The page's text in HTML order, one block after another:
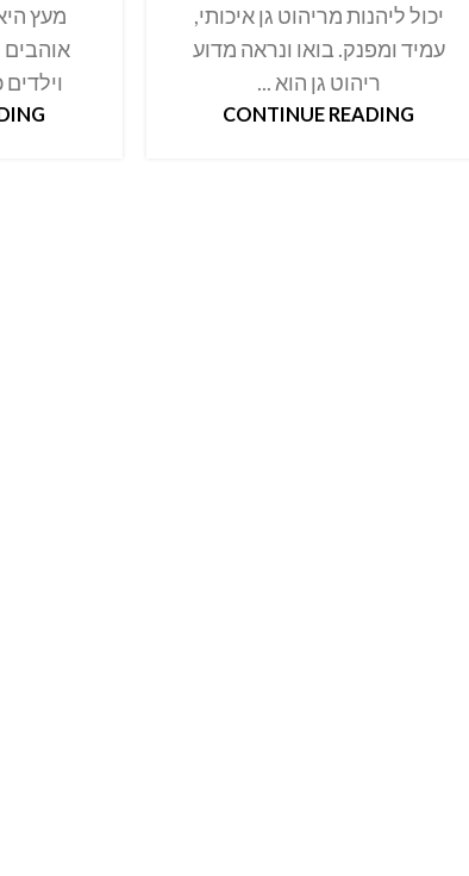
יכול ליהנות מריהוט גן איכותי,
עמיד ומפנק. בואו ונראה מדוע
ריהוט גן הוא ...
CONTINUE READING
מעץ
אוהבים